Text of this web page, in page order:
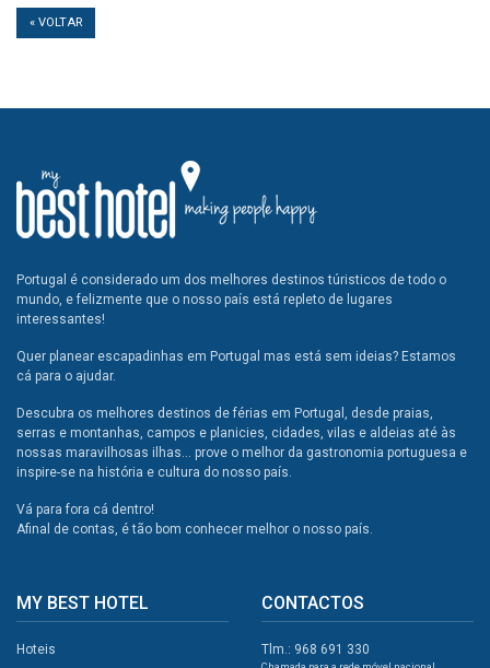
« VOLTAR
Portugal é considerado um dos melhores destinos túristicos de todo o
mundo, e felizmente que o nosso país está repleto de lugares
interessantes!
Quer planear escapadinhas em Portugal mas está sem ideias? Estamos
cá para o ajudar.
Descubra os melhores destinos de férias em Portugal, desde praias,
serras e montanhas, campos e planicies, cidades, vilas e aldeias até às
nossas maravilhosas ilhas... prove o melhor da gastronomia portuguesa e
inspire-se na história e cultura do nosso país.
Vá para fora cá dentro!
Afinal de contas, é tão bom conhecer melhor o nosso país.
MY BEST HOTEL
Hoteis
CONTACTOS
Tlm.: 968 691 330